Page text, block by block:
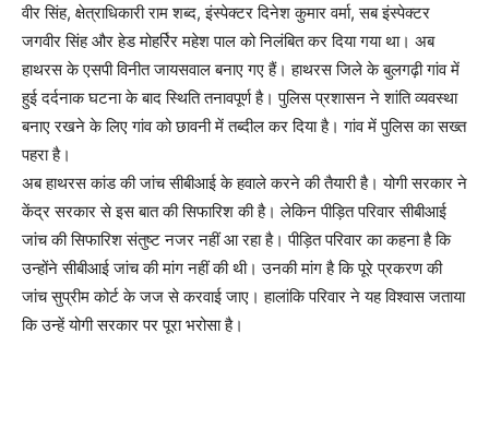
वीर सिंह, क्षेत्राधिकारी राम शब्द, इंस्पेक्टर दिनेश कुमार वर्मा, सब इंस्पेक्टर
जगवीर सिंह और हेड मोहर्रिर महेश पाल को निलंबित कर दिया गया था। अब
हाथरस के एसपी विनीत जायसवाल बनाए गए हैं। हाथरस जिले के बुलगढ़ी गांव में
हुई दर्दनाक घटना के बाद स्थिति तनावपूर्ण है। पुलिस प्रशासन ने शांति व्यवस्था
बनाए रखने के लिए गांव को छावनी में तब्दील कर दिया है। गांव में पुलिस का सख्त
पहरा है।
अब हाथरस कांड की जांच सीबीआई के हवाले करने की तैयारी है। योगी सरकार ने
केंद्र सरकार से इस बात की सिफारिश की है। लेकिन पीड़ित परिवार सीबीआई
जांच की सिफारिश संतुष्ट नजर नहीं आ रहा है। पीड़ित परिवार का कहना है कि
उन्होंने सीबीआई जांच की मांग नहीं की थी। उनकी मांग है कि पूरे प्रकरण की
जांच सुप्रीम कोर्ट के जज से करवाई जाए। हालांकि परिवार ने यह विश्वास जताया
कि उन्हें योगी सरकार पर पूरा भरोसा है।